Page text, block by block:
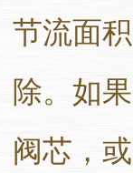
节流面
除。如
阀芯，